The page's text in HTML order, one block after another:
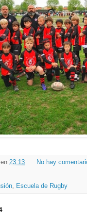
en 23:13 No hay
, Escuela de Rugby